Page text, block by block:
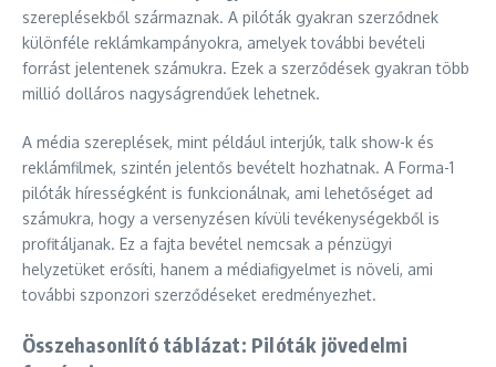
szereplésekből származnak. A pilóták gyakran szerződnek
különféle reklámkampányokra, amelyek további bevételi
forrást jelentenek számukra. Ezek a szerződések gyakran több
millió dolláros nagyságrendűek lehetnek.
A média szereplések, mint például interjúk, talk show-k és
reklámfilmek, szintén jelentős bevételt hozhatnak. A Forma-1
pilóták hírességként is funkcionálnak, ami lehetőséget ad
számukra, hogy a versenyzésen kívüli tevékenységekből is
profitáljanak. Ez a fajta bevétel nemcsak a pénzügyi
helyzetüket erősíti, hanem a médiafigyelmet is növeli, ami
további szponzori szerződéseket eredményezhet.
Összehasonlító táblázat: Pilóták jövedelmi